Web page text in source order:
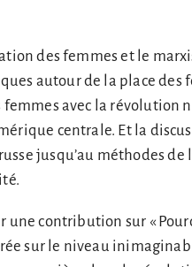
des femmes et le
autour de la place des
femmes avec la
centrale. Et la
jusqu’au méthodes
une contribution sur «
sur le niveau